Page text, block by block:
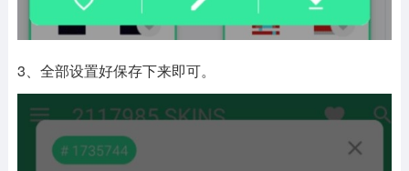
3、全部设置好保存下来即可。